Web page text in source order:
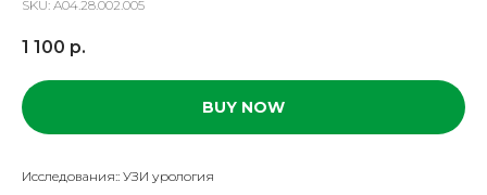
SKU: A04.28.002.005
1 100 р.
BUY NOW
Исследования:: УЗИ урология